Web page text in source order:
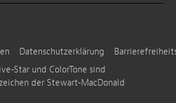
Datenschutzerklärung
Star und ColorTone sind
der Stewart-MacDonald